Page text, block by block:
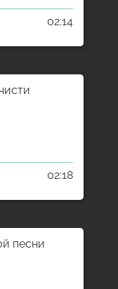
02:14
02:18
песни